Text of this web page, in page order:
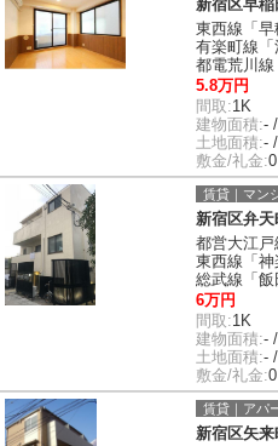
新宿区早
東西線「
有楽町線
都電荒川
5.8万円
間取:1K
建物面積:-
土地面積:-
敷金/礼金:
賃貸｜マン
新宿区弁
都営大江
東西線「
総武線「
6万円
間取:1K
建物面積:-
土地面積:-
敷金/礼金:
賃貸｜アパ
新宿区矢来